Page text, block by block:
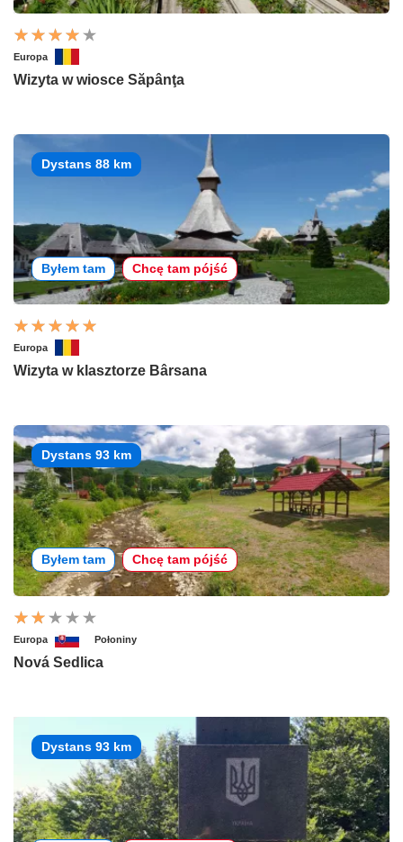
Europa
Wizyta w wiosce Săpânţa
Dystans 88 km
Byłem tam Chcę tam pójść
Europa
Wizyta w klasztorze Bârsana
Dystans 93 km
Byłem tam Chcę tam pójść
Europa Połoniny
Nová Sedlica
Dystans 93 km